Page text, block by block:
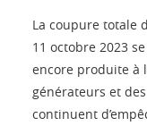
La coupure totale
11 octobre 2023
encore produite à
générateurs et
continuent